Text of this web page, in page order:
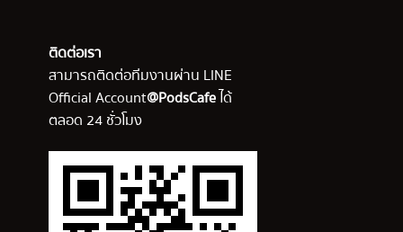
ติดต่อเรา
สามารถติดต่อทีมงานผ่าน LINE
Official Account@PodsCafeได้
ตลอด 24 ชั่วโมง